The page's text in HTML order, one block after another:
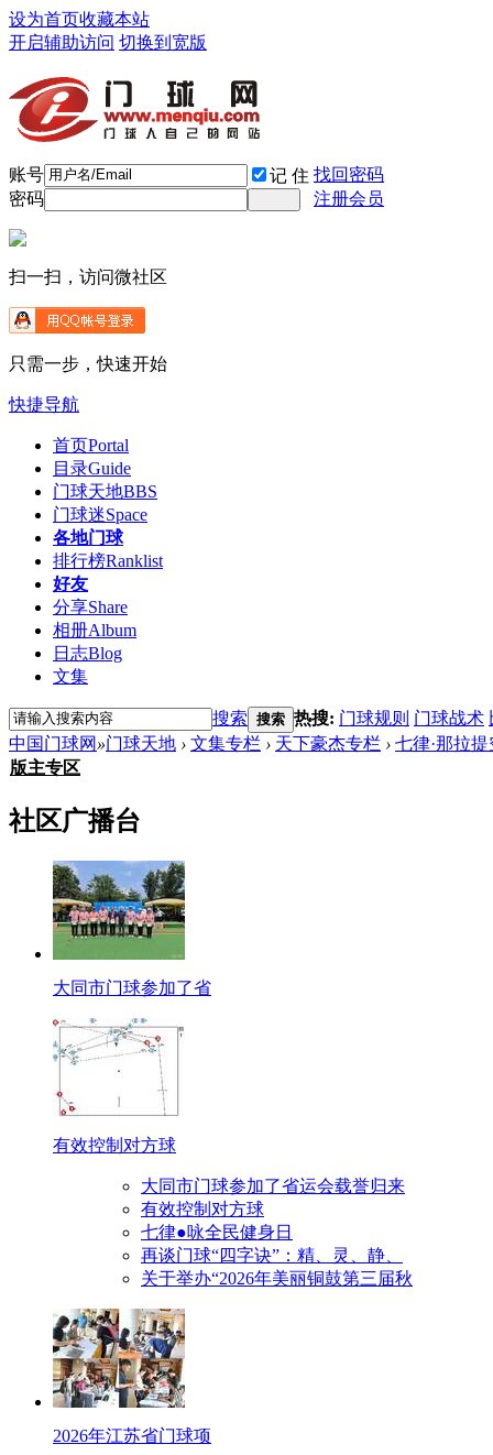
设为首页收藏本站
开启辅助访问 切换到宽版
账号 记 住 找回密码
密码
注册会员
扫一扫，访问微社区
只需一步，快速开始
快捷导航
首页Portal
目录Guide
门球天地BBS
门球迷Space
各地门球
排行榜Ranklist
好友
分享Share
相册Album
日志Blog
文集
搜索 搜索 热搜: 门球规则 门球战术
中国门球网 »门球天地 › 文集专栏 › 天下豪杰专栏 › 七律·那拉
版主专区
社区广播台
大同市门球参加了省
有效控制对方球
大同市门球参加了省运会载誉归来
有效控制对方球
七律●咏全民健身日
再谈门球“四字诀”：精、灵、静、
关于举办“2026年美丽铜鼓第三届秋
2026年江苏省门球项